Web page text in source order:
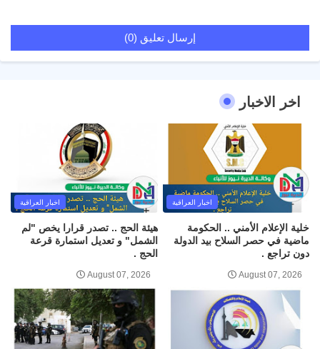
إرسال تعليق (0)
اخر الاخبار
اخبار العراقية
خلية الإعلام الأمني .. الحكومة
ماضية في حصر السلاح بيد الدولة
دون تراجع .
August 07, 2026
اخبار العراقية
هيئة الحج .. تصدر قرارا يخص "لم
الشمل" و تعديل استمارة قرعة
الحج .
August 07, 2026